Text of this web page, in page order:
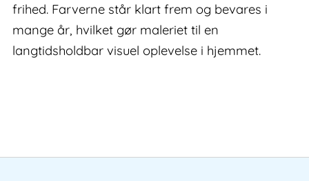
frihed. Farverne står klart frem og bevares i
mange år, hvilket gør maleriet til en
langtidsholdbar visuel oplevelse i hjemmet.